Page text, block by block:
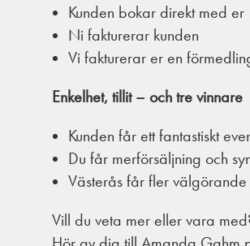
Kunden bokar direkt med er
Ni fakturerar kunden
Vi fakturerar er en
Enkelhet, tillit – och tre vinnare
Kunden får ett fantastiskt
Du får merförsäljning och
Västerås får fler välgörande
Vill du veta mer eller vara